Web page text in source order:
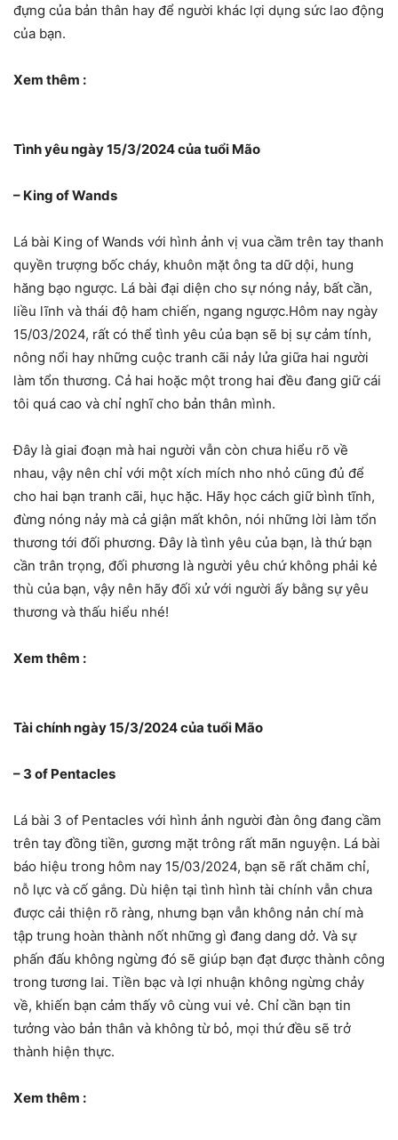
đựng của bản thân hay để người khác lợi dụng sức lao động
của bạn.
Xem thêm :
Tình yêu ngày 15/3/2024 của tuổi Mão
– King of Wands
Lá bài King of Wands với hình ảnh vị vua cầm trên tay thanh
quyền trượng bốc cháy, khuôn mặt ông ta dữ dội, hung
hăng bạo ngược. Lá bài đại diện cho sự nóng nảy, bất cần,
liều lĩnh và thái độ ham chiến, ngang ngược.Hôm nay ngày
15/03/2024, rất có thể tình yêu của bạn sẽ bị sự cảm tính,
nông nổi hay những cuộc tranh cãi nảy lửa giữa hai người
làm tổn thương. Cả hai hoặc một trong hai đều đang giữ cái
tôi quá cao và chỉ nghĩ cho bản thân mình.
Đây là giai đoạn mà hai người vẫn còn chưa hiểu rõ về
nhau, vậy nên chỉ với một xích mích nho nhỏ cũng đủ để
cho hai bạn tranh cãi, hục hặc. Hãy học cách giữ bình tĩnh,
đừng nóng nảy mà cả giận mất khôn, nói những lời làm tổn
thương tới đối phương. Đây là tình yêu của bạn, là thứ bạn
cần trân trọng, đối phương là người yêu chứ không phải kẻ
thù của bạn, vậy nên hãy đối xử với người ấy bằng sự yêu
thương và thấu hiểu nhé!
Xem thêm :
Tài chính ngày 15/3/2024 của tuổi Mão
– 3 of Pentacles
Lá bài 3 of Pentacles với hình ảnh người đàn ông đang cầm
trên tay đồng tiền, gương mặt trông rất mãn nguyện. Lá bài
báo hiệu trong hôm nay 15/03/2024, bạn sẽ rất chăm chỉ,
nỗ lực và cố gắng. Dù hiện tại tình hình tài chính vẫn chưa
được cải thiện rõ ràng, nhưng bạn vẫn không nản chí mà
tập trung hoàn thành nốt những gì đang dang dở. Và sự
phấn đấu không ngừng đó sẽ giúp bạn đạt được thành công
trong tương lai. Tiền bạc và lợi nhuận không ngừng chảy
về, khiến bạn cảm thấy vô cùng vui vẻ. Chỉ cần bạn tin
tưởng vào bản thân và không từ bỏ, mọi thứ đều sẽ trở
thành hiện thực.
Xem thêm :